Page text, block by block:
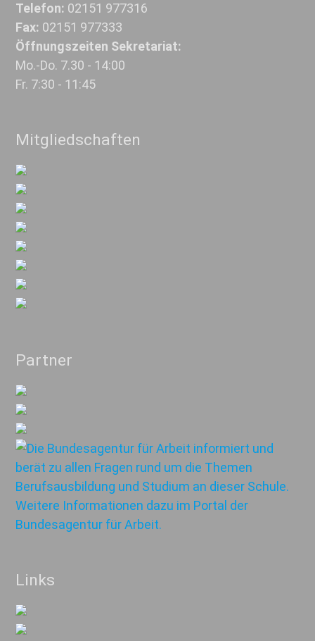
Telefon: 02151 977316
Fax: 02151 977333
Öffnungszeiten Sekretariat:
Mo.-Do. 7.30 - 14:00
Fr. 7:30 - 11:45
Mitgliedschaften
Partner
Links